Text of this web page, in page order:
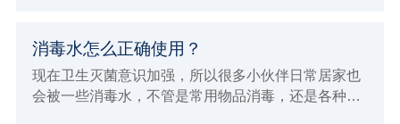
消毒水怎么正确使用？
现在卫生灭菌意识加强，所以很多小伙伴日常居家也
会被一些消毒水，不管是常用物品消毒，还是各种下